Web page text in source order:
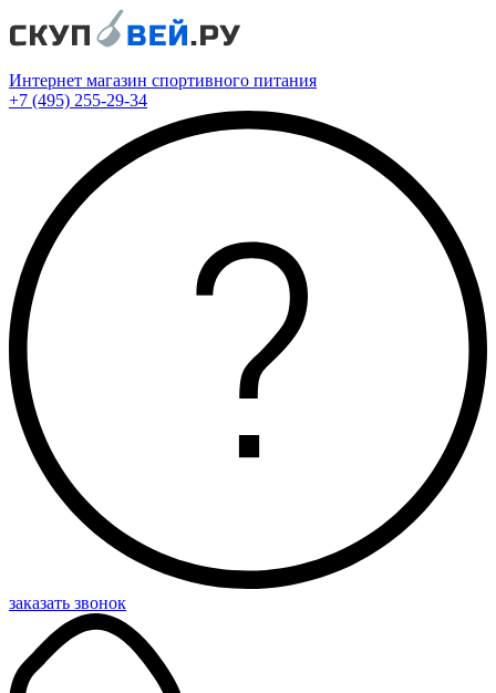
Интернет магазин спортивного питания
+7 (495) 255-29-34
заказать звонок